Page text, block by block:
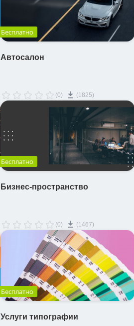
Бесплатно
Автосалон
(0) (1825)
Бесплатно
Бизнес-пространство
(0) (1467)
Бесплатно
Услуги типографии